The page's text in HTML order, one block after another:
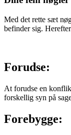
Med det rette sæt
befinder sig.
Forudse:
At forudse en
forskellig syn på
Forebygge: